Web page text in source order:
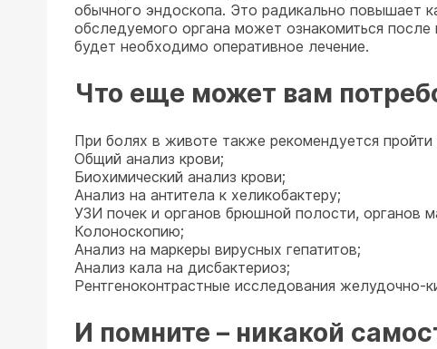
обычного эндоскопа. Это радикально повышает
обследуемого органа может ознакомиться
будет необходимо оперативное лечение.
Что еще может вам
При болях в животе также рекомендуется
Общий анализ крови;
Биохимический анализ крови;
Анализ на антитела к хеликобактеру;
УЗИ почек и органов брюшной полости, органов
Колоноскопию;
Анализ на маркеры вирусных гепатитов;
Анализ кала на дисбактериоз;
Рентгеноконтрастные исследования желудочно-
И помните – никакой